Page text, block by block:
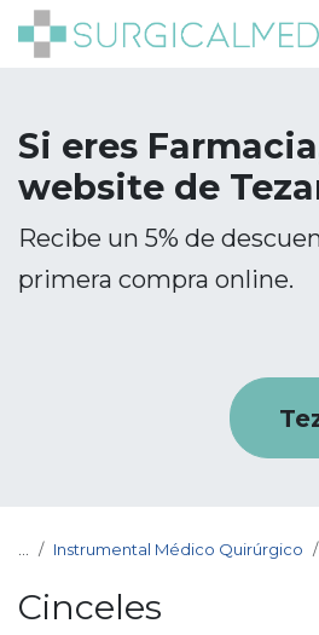
Ir al contenido
Si eres
website de
Recibe un 5% de
primera compra online.
Instrumental Médico Quirúrgico
Cinceles